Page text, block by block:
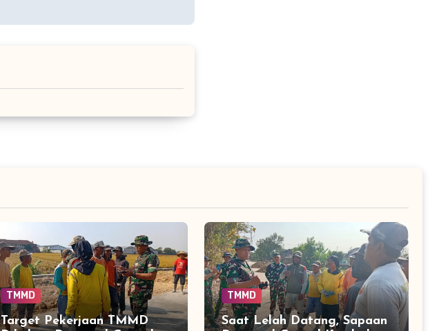
TMMD
Target Pekerjaan TMMD
TMMD
Saat Lelah Datang, Sapaan